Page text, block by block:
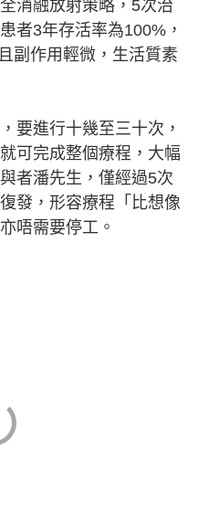
消融放射策略，5次治
者3年存活率為100%，
副作用輕微，生活質素
進行十幾至三十次，
可完成整個療程，大幅
者潘先生，僅經過5次
發，形容療程「比想像
唔需要停工。